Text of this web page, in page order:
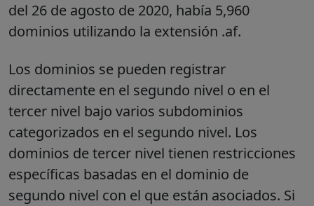
del 26 de agosto de 2020, había 5,960
dominios utilizando la extensión .af.
Los dominios se pueden registrar
directamente en el segundo nivel o en el
tercer nivel bajo varios subdominios
categorizados en el segundo nivel. Los
dominios de tercer nivel tienen restricciones
específicas basadas en el dominio de
segundo nivel con el que están asociados. Si